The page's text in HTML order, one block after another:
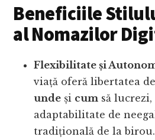
Beneficiile
al Nomazilor
Flexibilitate și
viață oferă libertatea
unde și cum să
adaptabilitate de
tradițională de la birou.